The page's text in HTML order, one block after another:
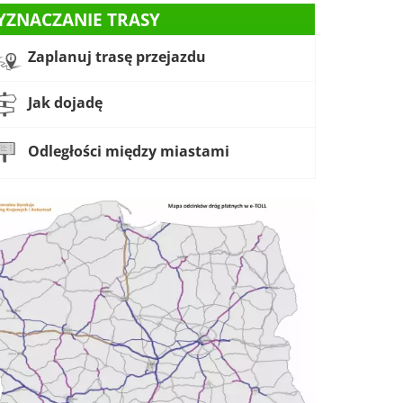
TRASY
Zaplanuj trasę przejazdu
Jak dojadę
Odległości między miastami